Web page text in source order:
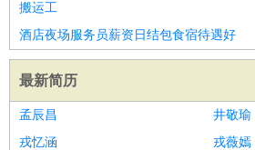
搬运工
酒店夜场服务员薪资日结包食宿待遇好
最新简历
孟辰昌
井敬瑜
戎忆涵
戎薇嫣